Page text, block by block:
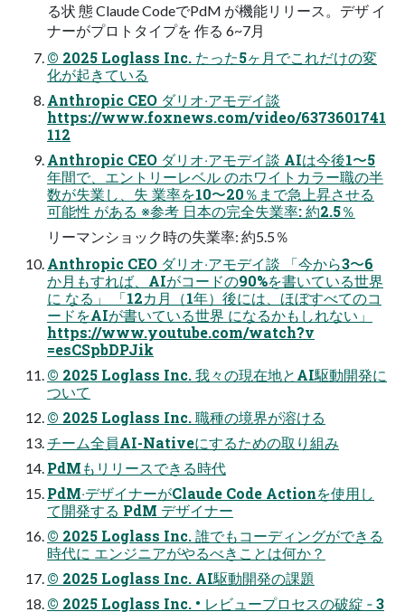
る状 態 Claude CodeでPdM が機能リリース。デザ イ
ナーがプロトタイプを 作る 6~7月
© 2025 Loglass Inc. たった5ヶ⽉でこれだけの変
化が起きている
Anthropic CEO ダリオ‧アモデイ談
https://www.foxnews.com/video/6373601741
112
Anthropic CEO ダリオ‧アモデイ談 AIは今後1〜5
年間で、エントリーレベル のホワイトカラー職の半
数が失業し、失 業率を10〜20％まで急上昇させる
可能性 がある ※参考 ⽇本の完全失業率: 約2.5％
リーマンショック時の失業率: 約5.5％
Anthropic CEO ダリオ‧アモデイ談 「今から3〜6
か⽉もすれば、AIがコードの90%を書いている世界
に なる」 「12カ⽉（1年）後には、ほぼすべてのコ
ードをAIが書いている世界 になるかもしれない」
https://www.youtube.com/watch?v
=esCSpbDPJik
© 2025 Loglass Inc. 我々の現在地とAI駆動開発に
ついて
© 2025 Loglass Inc. 職種の境界が溶ける
チーム全員AI-Nativeにするための取り組み
PdMもリリースできる時代
PdM‧デザイナーがClaude Code Actionを使⽤し
て開発する PdM デザイナー
© 2025 Loglass Inc. 誰でもコーディングができる
時代に エンジニアがやるべきことは何か？
© 2025 Loglass Inc. AI駆動開発の課題
© 2025 Loglass Inc. • レビュープロセスの破綻 ‐ 3